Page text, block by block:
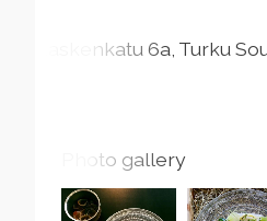
Kaskenkatu6a Turku
Photo gallery